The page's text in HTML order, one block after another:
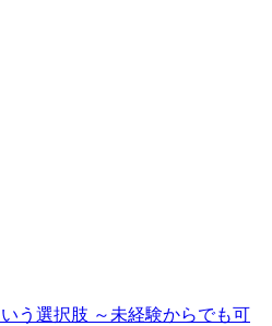
う選択肢 ～未経験からでも可